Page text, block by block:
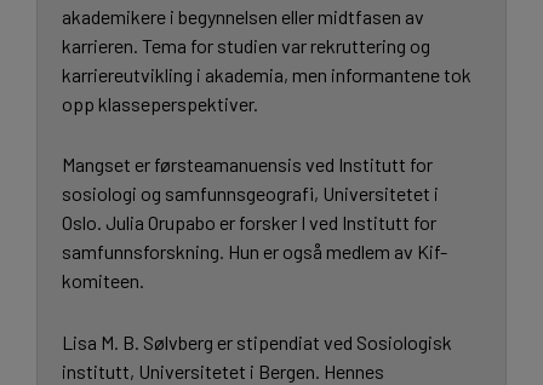
akademikere i begynnelsen eller midtfasen av
karrieren. Tema for studien var rekruttering og
karriereutvikling i akademia, men informantene tok
opp klasseperspektiver.
Mangset er førsteamanuensis ved Institutt for
sosiologi og samfunnsgeografi, Universitetet i
Oslo. Julia Orupabo er forsker I ved Institutt for
samfunnsforskning. Hun er også medlem av Kif-
komiteen.
Lisa M. B. Sølvberg er stipendiat ved Sosiologisk
institutt, Universitetet i Bergen. Hennes